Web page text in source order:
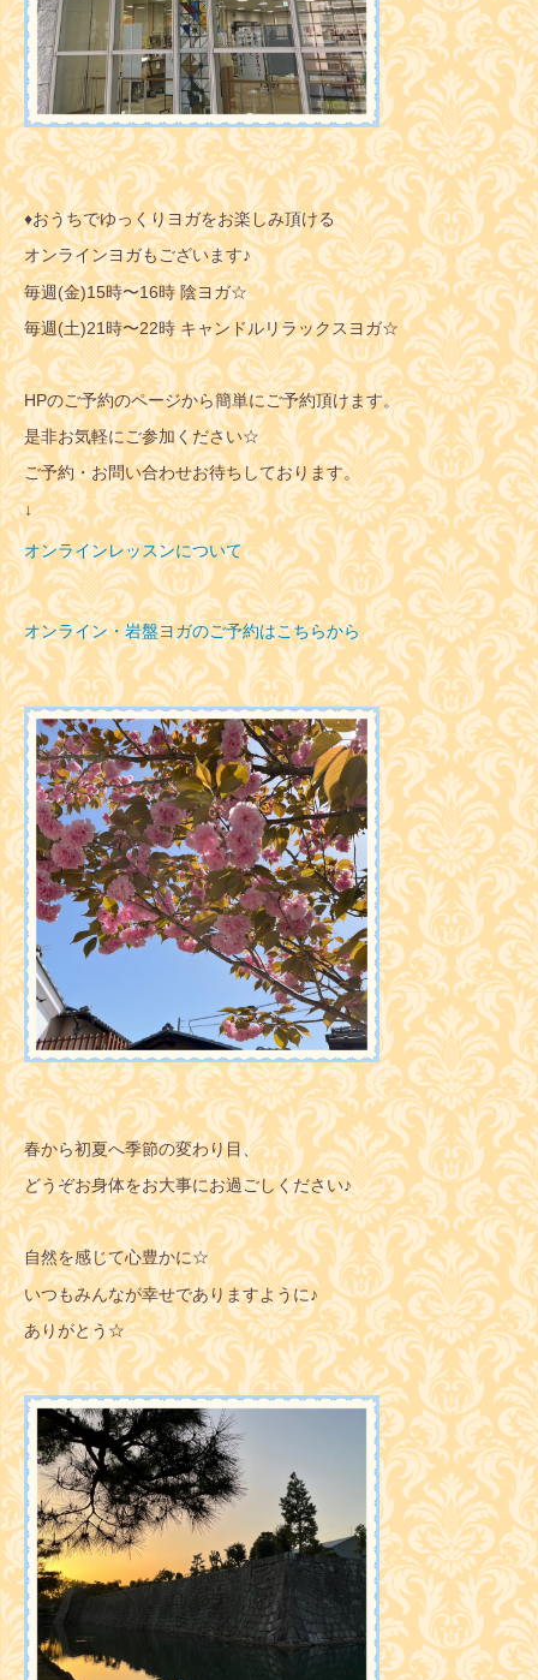
♦︎おうちでゆっくりヨガをお楽しみ頂ける
オンラインヨガもございます♪
毎週(金)15時〜16時 陰ヨガ☆
毎週(土)21時〜22時 キャンドルリラックスヨガ☆
HPのご予約のページから簡単にご予約頂けます。
是非お気軽にご参加ください☆
ご予約・お問い合わせお待ちしております。
↓
オンラインレッスンについて
オンライン・岩盤ヨガのご予約はこちらから
春から初夏へ季節の変わり目、
どうぞお身体をお大事にお過ごしください♪
自然を感じて心豊かに☆
いつもみんなが幸せでありますように♪
ありがとう☆